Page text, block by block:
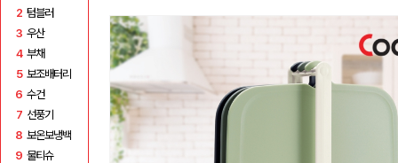
2 텀블러
3 우산
4 부채
5 보조배터리
6 수건
7 선풍기
8 보온보냉백
9 물티슈